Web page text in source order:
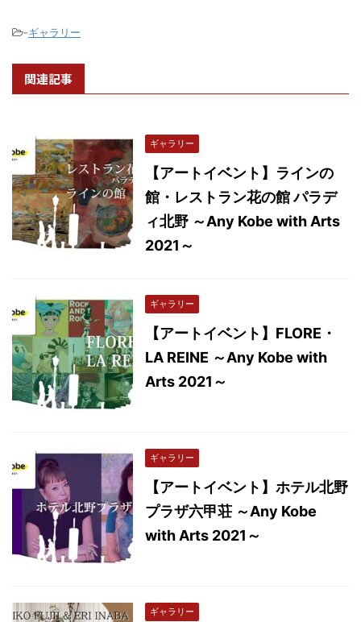
-ギャラリー
関連記事
ギャラリー
【アートイベント】ラインの
館・レストラン花の館 パラデ
ィ北野 ～Any Kobe with Arts
2021～
ギャラリー
【アートイベント】FLORE・
LA REINE ～Any Kobe with
Arts 2021～
ギャラリー
【アートイベント】ホテル北野
プラザ六甲荘 ～Any Kobe
with Arts 2021～
ギャラリー